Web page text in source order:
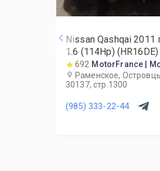
Nissan Qashqai 2011
1.6 (114Hp)
692 MotorFrance |
Раменское,
30137, стр.1300
(985) 333-22-44